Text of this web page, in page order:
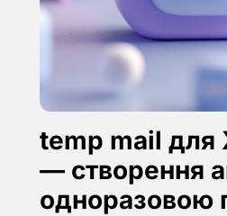
temp mail для
— створення
одноразовою